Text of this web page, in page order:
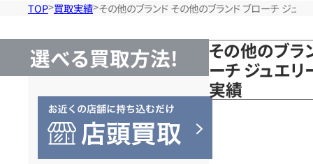
TOP 買取実績 その他のブランド その他のブランド ブローチ ジュ
選べる買取方法!
その他のブラ
ーチ ジュエ
実績